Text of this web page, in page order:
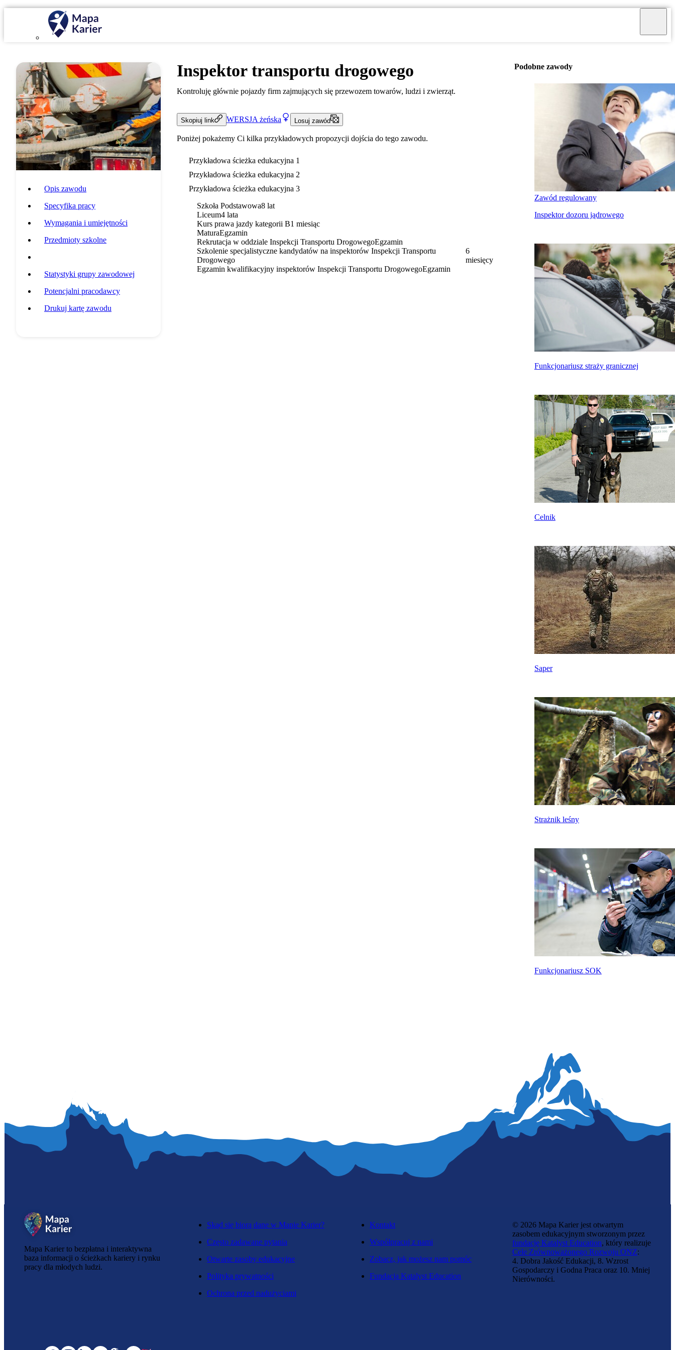
Opis zawodu
Specyfika pracy
Wymagania i umiejętności
Przedmioty szkolne
Statystyki grupy zawodowej
Potencjalni pracodawcy
Drukuj kartę zawodu
Inspektor transportu drogowego
Kontroluję głównie pojazdy firm zajmujących się przewozem towarów, ludzi i zwierząt.
Skopiuj link WERSJA żeńska Losuj zawód
Poniżej pokażemy Ci kilka przykładowych propozycji dojścia do tego zawodu.
Przykładowa ścieżka edukacyjna 1
Przykładowa ścieżka edukacyjna 2
Przykładowa ścieżka edukacyjna 3
Szkoła Podstawowa8 lat
Liceum4 lata
Kurs prawa jazdy kategorii B1 miesiąc
MaturaEgzamin
Rekrutacja w oddziale Inspekcji Transportu DrogowegoEgzamin
Szkolenie specjalistyczne kandydatów na inspektorów Inspekcji Transportu
Drogowego
6
miesięcy
Egzamin kwalifikacyjny inspektorów Inspekcji Transportu DrogowegoEgzamin
Podobne zawody
Zawód regulowany
Inspektor dozoru jądrowego
Funkcjonariusz straży granicznej
Celnik
Saper
Strażnik leśny
Funkcjonariusz SOK
Mapa Karier to bezpłatna i interaktywna
baza informacji o ścieżkach kariery i rynku
pracy dla młodych ludzi.
Skąd się biorą dane w Mapie Karier?
Często zadawane pytania
Otwarte zasoby edukacyjne
Polityka prywatności
Ochrona przed nadużyciami
Kontakt
Współpracuj z nami
Zobacz, jak możesz nam pomóc
Fundacja Katalyst Education
© 2026 Mapa Karier jest otwartym
zasobem edukacyjnym stworzonym przez
fundację Katalyst Education, który realizuje
Cele Zrównoważonego Rozwoju ONZ:
4. Dobra Jakość Edukacji, 8. Wzrost
Gospodarczy i Godna Praca oraz 10. Mniej
Nierówności.